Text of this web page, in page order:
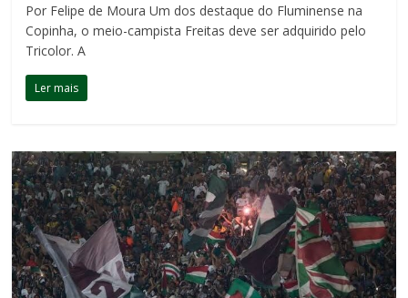
Por Felipe de Moura Um dos destaque do Fluminense na
Copinha, o meio-campista Freitas deve ser adquirido pelo
Tricolor. A
Ler mais